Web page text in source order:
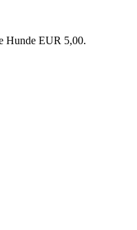
Hunde EUR 5,00.